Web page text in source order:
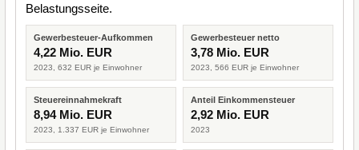
Belastungsseite.
Gewerbesteuer-Aufkommen
4,22 Mio. EUR
2023, 632 EUR je Einwohner
Gewerbesteuer netto
3,78 Mio. EUR
2023, 566 EUR je Einwohner
Steuereinnahmekraft
8,94 Mio. EUR
2023, 1.337 EUR je Einwohner
Anteil Einkommensteuer
2,92 Mio. EUR
2023